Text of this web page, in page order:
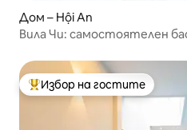
Дом – Hội An
Вила Чи: самостоятелен
Най-популярен избор на
Избор на гостите